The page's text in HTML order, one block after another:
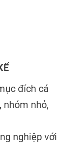
đích cá
nhóm nhỏ,
nghiệp với